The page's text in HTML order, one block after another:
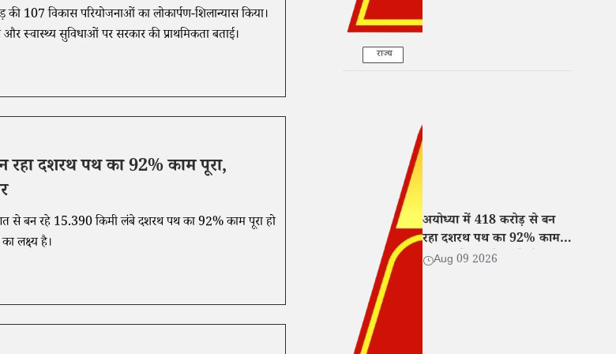
की 107 विकास परियोजनाओं का लोकार्पण-शिलान्यास किया।
स्वास्थ्य सुविधाओं पर सरकार की प्राथमिकता बताई।
रहा दशरथ पथ का 92% काम पूरा,
से बन रहे 15.390 किमी लंबे दशरथ पथ का 92% काम पूरा हो
लक्ष्य है।
राज्य
अयोध्या में 418 करोड़ से बन
रहा दशरथ पथ का 92% काम
पूरा, दीपोत्सव से पहले होगा
Aug 09 2026